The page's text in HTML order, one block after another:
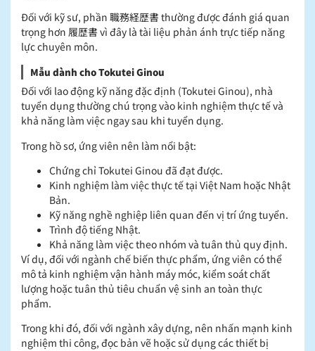
Đối với kỹ sư, phần 職務経歴書 thường được đánh giá quan
trọng hơn 履歴書 vì đây là tài liệu phản ánh trực tiếp năng
lực chuyên môn.
Mẫu dành cho Tokutei Ginou
Đối với lao động kỹ năng đặc định (Tokutei Ginou), nhà
tuyển dụng thường chú trọng vào kinh nghiệm thực tế và
khả năng làm việc ngay sau khi tuyển dụng.
Trong hồ sơ, ứng viên nên làm nổi bật:
Chứng chỉ Tokutei Ginou đã đạt được.
Kinh nghiệm làm việc thực tế tại Việt Nam hoặc Nhật
Bản.
Kỹ năng nghề nghiệp liên quan đến vị trí ứng tuyển.
Trình độ tiếng Nhật.
Khả năng làm việc theo nhóm và tuân thủ quy định.
Ví dụ, đối với ngành chế biến thực phẩm, ứng viên có thể
mô tả kinh nghiệm vận hành máy móc, kiểm soát chất
lượng hoặc tuân thủ tiêu chuẩn vệ sinh an toàn thực
phẩm.
Trong khi đó, đối với ngành xây dựng, nên nhấn mạnh kinh
nghiệm thi công, đọc bản vẽ hoặc sử dụng các thiết bị